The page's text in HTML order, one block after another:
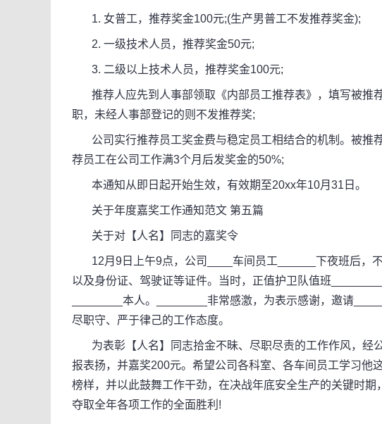
1. 女普工，推荐奖金100元;(生产男普工不发推荐奖金);
2. 一级技术人员，推荐奖金50元;
3. 二级以上技术人员，推荐奖金100元;
推荐人应先到人事部领取《内部员工推荐表》，填写被推
职，未经人事部登记的则不发推荐奖;
公司实行推荐员工奖金费与稳定员工相结合的机制。被推
荐员工在公司工作满3个月后发奖金的50%;
本通知从即日起开始生效，有效期至20xx年10月31日。
关于年度嘉奖工作通知范文 第五篇
关于对【人名】同志的嘉奖令
12月9日上午9点，公司____车间员工______下夜班后，
以及身份证、驾驶证等证件。当时，正值护卫队值班
________本人。________非常感激，为表示感谢，邀请
尽职守、严于律己的工作态度。
为表彰【人名】同志拾金不昧、尽职尽责的工作作风，经
报表扬，并嘉奖200元。希望公司各科室、各车间员工学习他
榜样，并以此鼓舞工作干劲，在决战年底安全生产的关键时
夺取全年各项工作的全面胜利!